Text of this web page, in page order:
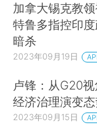
加拿大锡克教
特鲁多指控印
暗杀
2023年09月19日
卢锋：从G20
经济治理演变
2023年09月15日